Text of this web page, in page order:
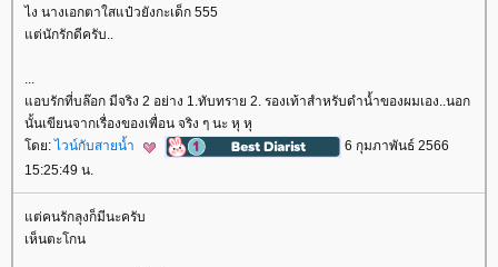
ไง นางเอกตาใสแป๋วยังกะเด็ก 555
ต่นักรักดีครับ..
...
อบรักที่บล๊อก มีจริง 2 อย่าง 1.ทับทราย 2. รองเท้าสำหรับดำน้ำของผมเอง..นอก
นั้นเขียนจากเรื่องของเพื่อน จริง ๆ นะ หุ หุ
ดย: ไวน์กับสายน้ำ
6 กุมภาพันธ์ 2566
15:25:49 น.
ต่คนรักลุงก็มีนะครับ
เห็นตะโกน